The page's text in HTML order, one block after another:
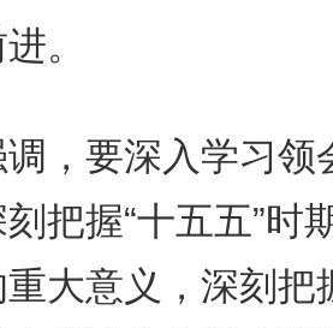
。
要深入学习领
把握“十五五”时
大意义，深刻把